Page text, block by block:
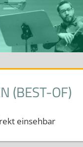
(BEST-OF)
einsehbar